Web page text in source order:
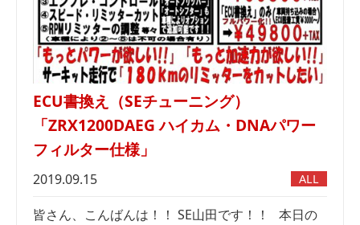
ECU書換え（SEチューニング）
「ZRX1200DAEG ハイカム・DNAパワー
フィルター仕様」
2019.09.15 ALL
皆さん、こんばんは！！ SE山田です！！ 本日の